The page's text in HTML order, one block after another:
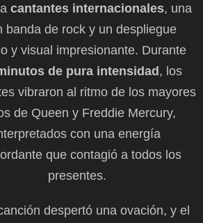
cantantes internacionales, una
banda de rock y un despliegue
y visual impresionante. Durante
de pura intensidad, los
vibraron al ritmo de los mayores
de Queen y Freddie Mercury,
con una energía
que contagió a todos los
presentes.
despertó una ovación, y el